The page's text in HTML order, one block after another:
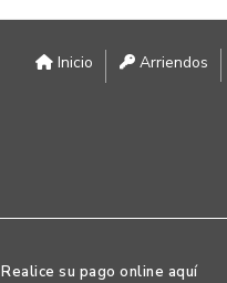
Inicio Arriendos
Realice su pago online aquí